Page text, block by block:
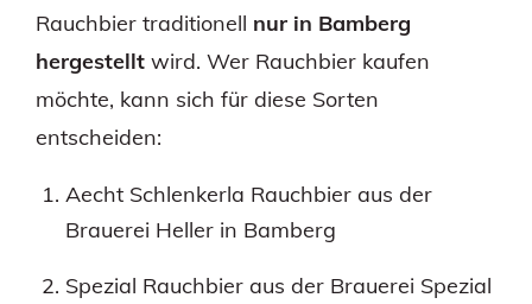
Rauchbier traditionell nur in Bamberg
hergestellt wird. Wer Rauchbier kaufen
möchte, kann sich für diese Sorten
entscheiden:
Aecht Schlenkerla Rauchbier aus der
Brauerei Heller in Bamberg
Spezial Rauchbier aus der Brauerei Spezial